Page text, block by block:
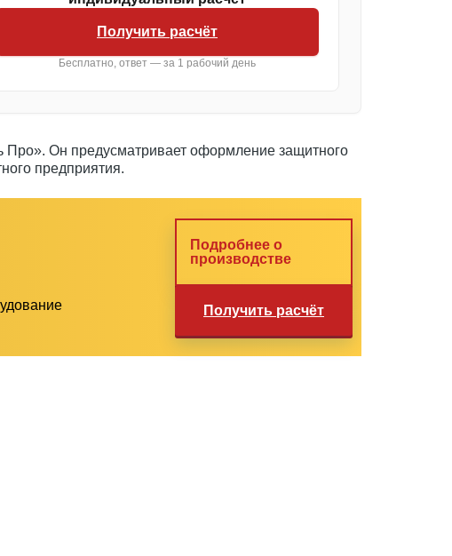
Получить расчёт
Бесплатно, ответ — за 1 рабочий день
Про». Он предусматривает оформление защитного
предприятия.
Подробнее о
производстве
Получить расчёт